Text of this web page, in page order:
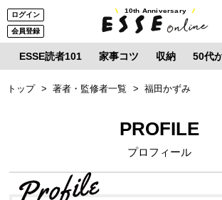
ログイン
会員登録
10th Anniversary
ESSE読者101 家事コツ 収納 50代
トップ 著者・監修者一覧 福田かずみ
PROFILE
プロフィール